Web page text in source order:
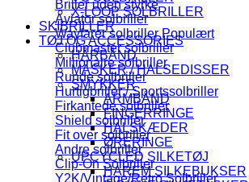
Briller uden styrke
Aviator solbriller
Wayfarer solbriller
Clubmaster solbriller
Millionaire solbriller
Runde solbriller
Hurtigbriller / Sportssolbriller
Firkantede solbriller
Shield solbriller
Fit over solbriller
Andre solbriller
Clip-On Solbriller
Y2K/Vintage/Retro Solbriller
X-LOOP SOLBRILLER
SKIBRILLER
TØJ OG ACCESSORIES
HÅRBÅND
MASKER / HALSEDISSER
SMYKKER
ARMBÅND
FINGERRINGE
HALSKÆDER
ØRERINGE
UPCYCLED SILKETØJ
HAREM SILKEBUKSER